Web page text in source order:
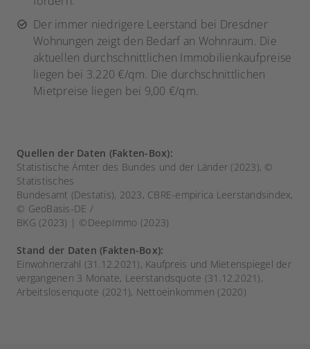
Der immer niedrigere Leerstand bei Dresdner
Wohnungen zeigt den Bedarf an Wohnraum. Die
aktuellen durchschnittlichen Immobilienkaufpreise
liegen bei 3.220 €/qm. Die durchschnittlichen
Mietpreise liegen bei 9,00 €/qm.
Quellen der Daten (Fakten-Box):
Statistische Ämter des Bundes und der Länder (2023), ©
Statistisches
Bundesamt (Destatis), 2023, CBRE-empirica Leerstandsindex,
© GeoBasis-DE /
BKG (2023) | ©DeepImmo (2023)
Stand der Daten (Fakten-Box):
Einwohnerzahl (31.12.2021), Kaufpreis und Mietenspiegel der
vergangenen 3 Monate, Leerstandsquote (31.12.2021),
Arbeitslosenquote (2021), Nettoeinkommen (2020)